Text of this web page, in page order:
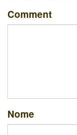
Comment
Nome